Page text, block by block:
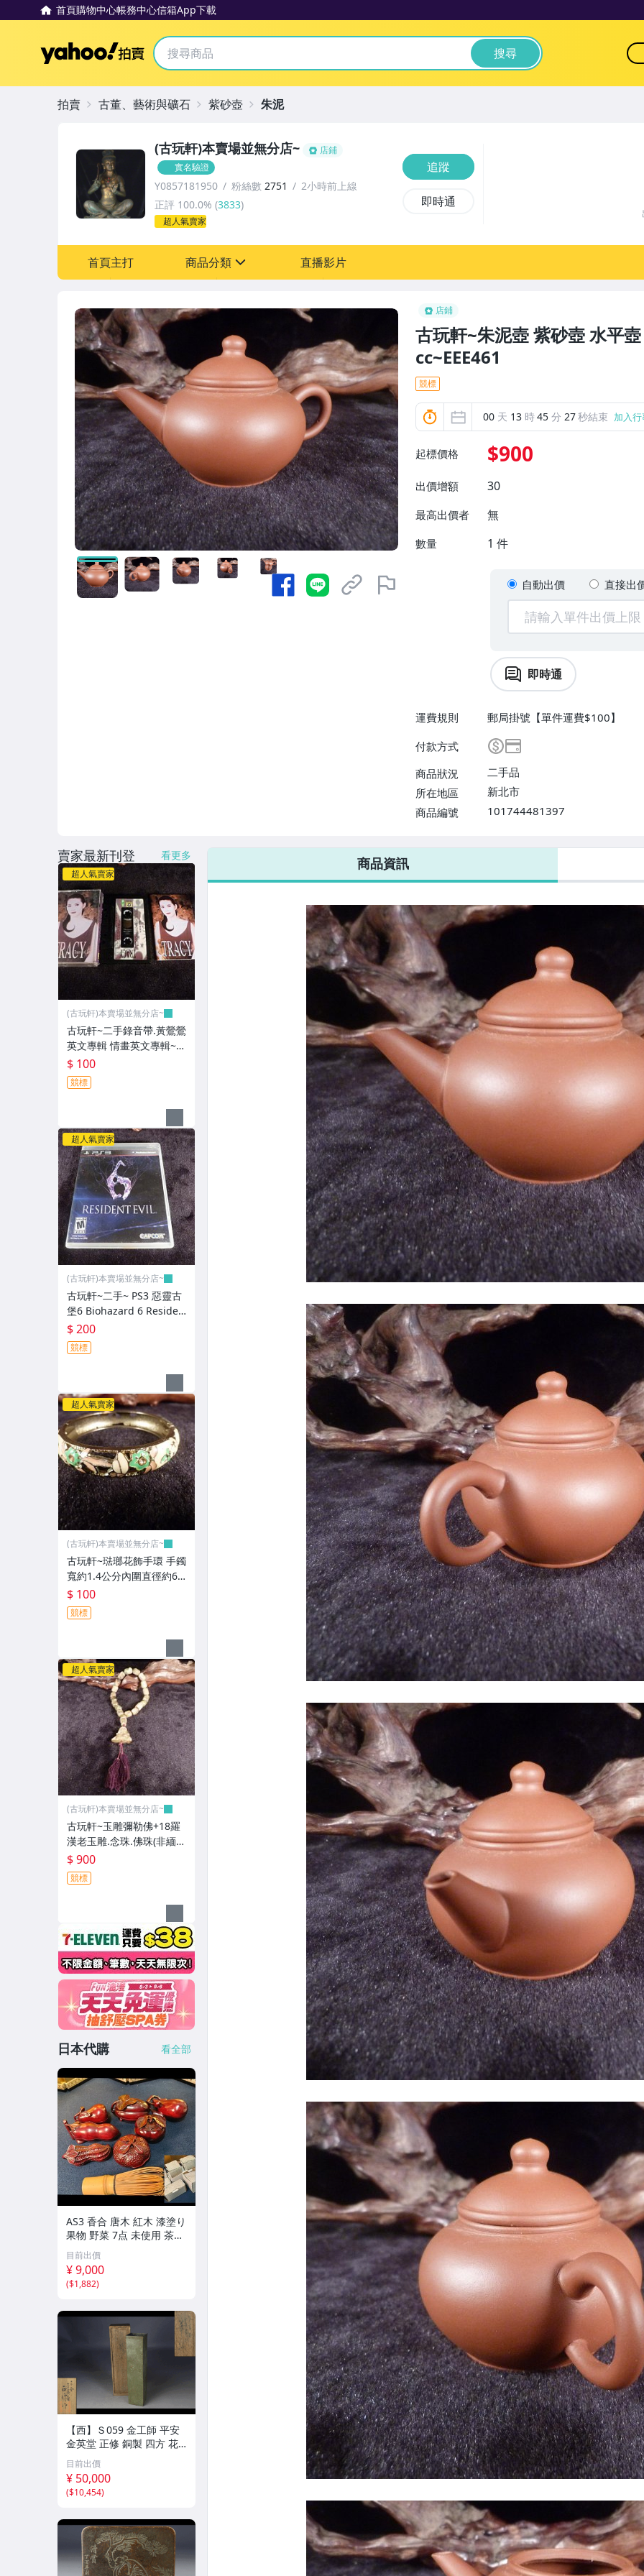
首頁購物中心帳務中心信箱App下載
Yahoo拍賣 搜尋
店鋪
古玩軒~朱泥壺 紫砂壺 水平
cc~EEE461
競標
00 天 13 時45 分 25秒結束 加入
起標價格 $900
出價增額 30
最高出價者 無
數量 1 件
自動出價 直接出
即時通
運費規則
郵局掛號【單件運費$100】
付款方式
商品狀況
二手品
所在地區
新北市
商品編號
101744481397
(古玩軒)本賣場並無分店~
店鋪
實名驗證
Y0857181950 粉絲數 2751
2小時前上線
正評 100.0% (3833)
超人氣賣家
追蹤
即時通
首頁主打 商品分類 直播影片
拍賣 古董、藝術與礦石 紫砂壺 朱泥
商品資訊
賣家最新刊登 看更多
超人氣賣家
(古玩軒)本賣場並無分店~
古玩軒~二手錄音帶.黃鶯鶯
英文專輯 情畫英文專輯~G
GG101
$ 100
競標
超人氣賣家
(古玩軒)本賣場並無分店~
古玩軒~二手~ PS3 惡靈古
堡6 Biohazard 6 Residen
t Evil 6 -英文~GGG100
$ 200
競標
超人氣賣家
(古玩軒)本賣場並無分店~
古玩軒~琺瑯花飾手環 手鐲
寬約1.4公分內圍直徑約6.1
公分(非緬甸玉.翡翠.藍寶)G
GG99
$ 100
競標
超人氣賣家
(古玩軒)本賣場並無分店~
古玩軒~玉雕彌勒佛+18羅
漢老玉雕.念珠.佛珠(非緬甸
玉.漢白玉.雞血石.紫羅藍.
舒俱萊.綠松石.澎湖文石)G
GG98
$ 900
競標
日本代購 看全部
AS3 香合 唐木 紅木 漆塗り
果物 野菜 7点 未使用 茶道
具 小物
目前出價
¥ 9,000
($1,882)
【西】Ｓ059 金工師 平安
金英堂 正修 銅製 四方 花
器 共箱
目前出價
¥ 50,000
($10,454)